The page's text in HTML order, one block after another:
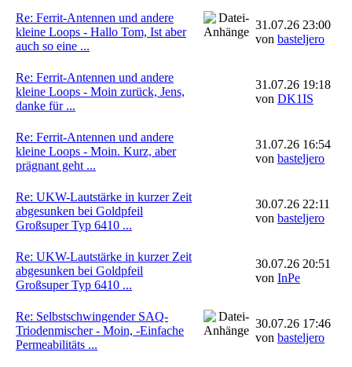
Re: Ferrit-Antennen und andere
kleine Loops - Hallo Tom, Ist aber
auch so eine ...
31.07.26 23:00
von basteljero
Re: Ferrit-Antennen und andere
kleine Loops - Moin zurück, Jens,
danke für ...
31.07.26 19:18
von DK1IS
Re: Ferrit-Antennen und andere
kleine Loops - Moin. Kurz, aber
prägnant geht ...
31.07.26 16:54
von basteljero
Re: UKW-Lautstärke in kurzer Zeit
abgesunken bei Goldpfeil
Großsuper Typ 6410 ...
30.07.26 22:11
von basteljero
Re: UKW-Lautstärke in kurzer Zeit
abgesunken bei Goldpfeil
Großsuper Typ 6410 ...
30.07.26 20:51
von InPe
Re: Selbstschwingender SAQ-
Triodenmischer - Moin, -Einfache
Permeabilitäts ...
30.07.26 17:46
von basteljero